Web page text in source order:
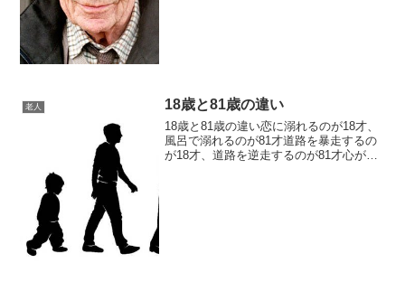
老人 18歳と81歳の違い
18歳と81歳の違い恋に溺れるのが18才、
風呂で溺れるのが81才道路を暴走するの
が18才、道路を逆走するのが81才心がも